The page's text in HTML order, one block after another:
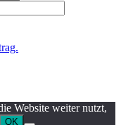
Website weiter nutzt,
OK